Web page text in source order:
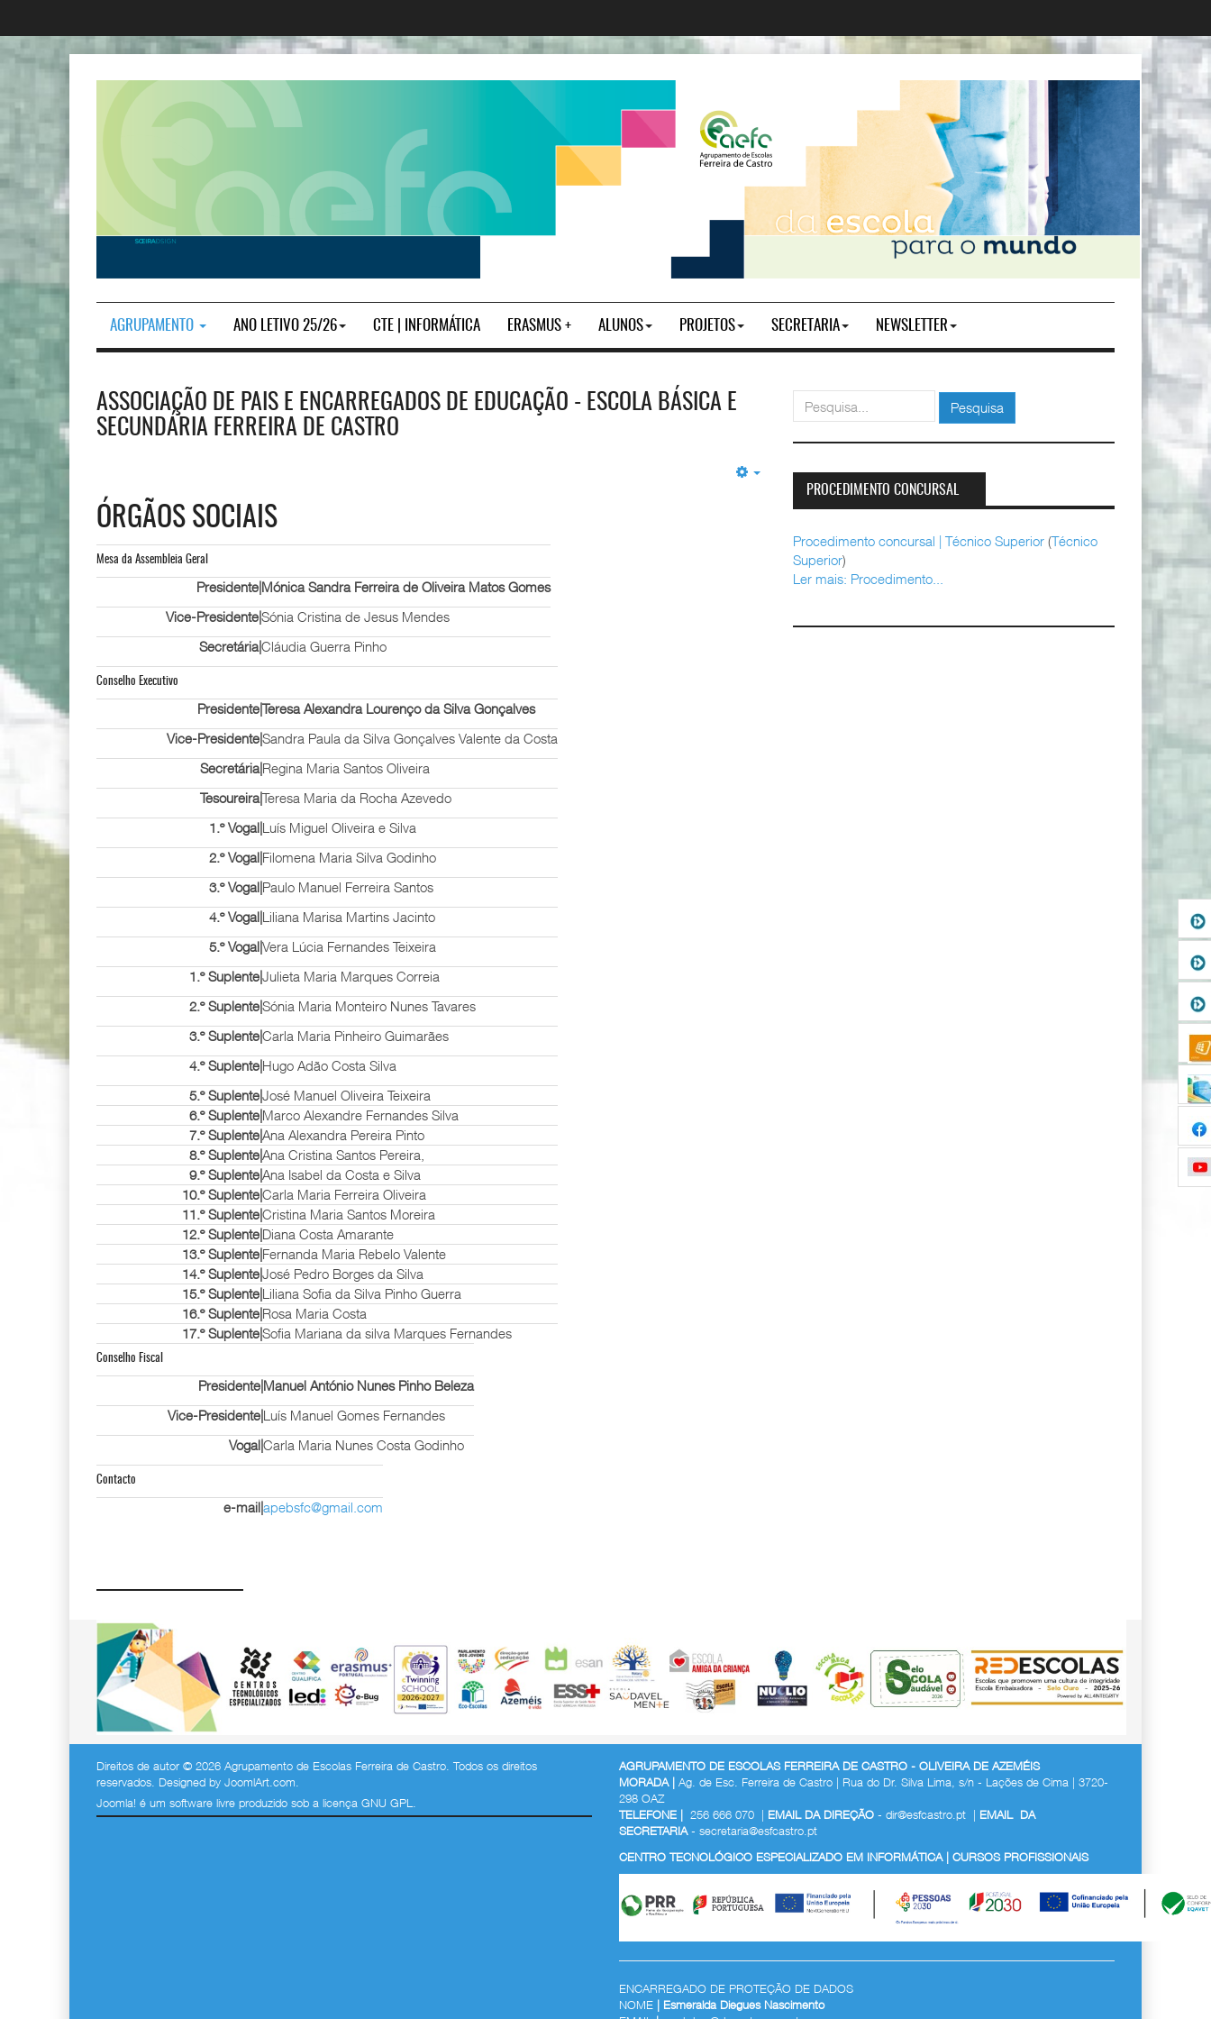
AGRUPAMENTO ANO LETIVO 25/26 CTE | INFORMÁTICA ERASMUS + ALUNOS PROJETOS SECRETARIA NEWSLETTER
ASSOCIAÇÃO DE PAIS E ENCARREGADOS DE EDUCAÇÃO - ESCOLA BÁSICA E
SECUNDÁRIA FERREIRA DE CASTRO
ÓRGÃOS SOCIAIS
Mesa da Assembleia Geral
Presidente|Mónica Sandra Ferreira de Oliveira Matos Gomes
Vice-Presidente|Sónia Cristina de Jesus Mendes
Secretária|Cláudia Guerra Pinho
Conselho Executivo
Presidente|Teresa Alexandra Lourenço da Silva Gonçalves
Vice-Presidente|Sandra Paula da Silva Gonçalves Valente da Costa
Secretária|Regina Maria Santos Oliveira
Tesoureira|Teresa Maria da Rocha Azevedo
1.º Vogal|Luís Miguel Oliveira e Silva
2.º Vogal|Filomena Maria Silva Godinho
3.º Vogal|Paulo Manuel Ferreira Santos
4.º Vogal|Liliana Marisa Martins Jacinto
5.º Vogal|Vera Lúcia Fernandes Teixeira
1.º Suplente|Julieta Maria Marques Correia
2.º Suplente|Sónia Maria Monteiro Nunes Tavares
3.º Suplente|Carla Maria Pinheiro Guimarães
4.º Suplente|Hugo Adão Costa Silva
5.º Suplente|José Manuel Oliveira Teixeira
6.º Suplente|Marco Alexandre Fernandes Silva
7.º Suplente|Ana Alexandra Pereira Pinto
8.º Suplente|Ana Cristina Santos Pereira,
9.º Suplente|Ana Isabel da Costa e Silva
10.º Suplente|Carla Maria Ferreira Oliveira
11.º Suplente|Cristina Maria Santos Moreira
12.º Suplente|Diana Costa Amarante
13.º Suplente|Fernanda Maria Rebelo Valente
14.º Suplente|José Pedro Borges da Silva
15.º Suplente|Liliana Sofia da Silva Pinho Guerra
16.º Suplente|Rosa Maria Costa
17.º Suplente|Sofia Mariana da silva Marques Fernandes
Conselho Fiscal
Presidente|Manuel António Nunes Pinho Beleza
Vice-Presidente|Luís Manuel Gomes Fernandes
Vogal|Carla Maria Nunes Costa Godinho
Contacto
e-mail|apebsfc@gmail.com
pesquisar Pesquisa
PROCEDIMENTO CONCURSAL
Procedimento concursal | Técnico Superior (Técnico
Superior)
Ler mais: Procedimento...
Direitos de autor © 2026 Agrupamento de Escolas Ferreira de Castro. Todos os direitos
reservados. Designed by JoomlArt.com
Joomla! é um software livre produzido sob a licença GNU GPL.
AGRUPAMENTO DE ESCOLAS FERREIRA DE CASTRO - OLIVEIRA DE AZEMÉIS
MORADA | Ag. de Esc. Ferreira de Castro | Rua do Dr. Silva Lima, s/n - Lações de Cima | 3720-
298 OAZ
TELEFONE | 256 666 070 | EMAIL DA DIREÇÃO - dir@esfcastro.pt | EMAIL DA
SECRETARIA- secretaria@esfcastro.pt
CENTRO TECNOLÓGICO ESPECIALIZADO EM INFORMÁTICA | CURSOS PROFISSIONAIS
ENCARREGADO DE PROTEÇÃO DE DADOS
NOME | Esmeralda Diegues Nascimento